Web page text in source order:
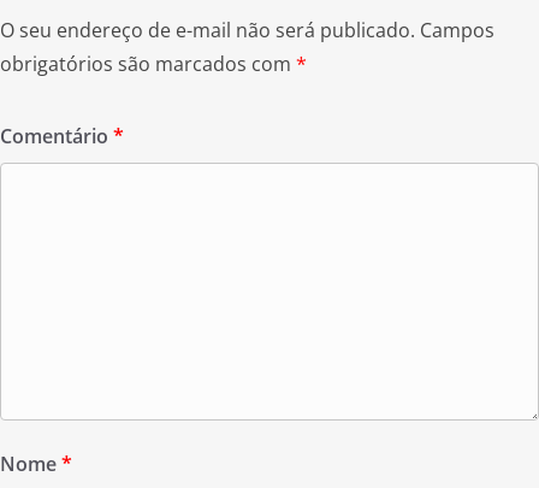
O seu endereço de e-mail não será publicado. Campos
obrigatórios são marcados com *
Comentário *
Nome*